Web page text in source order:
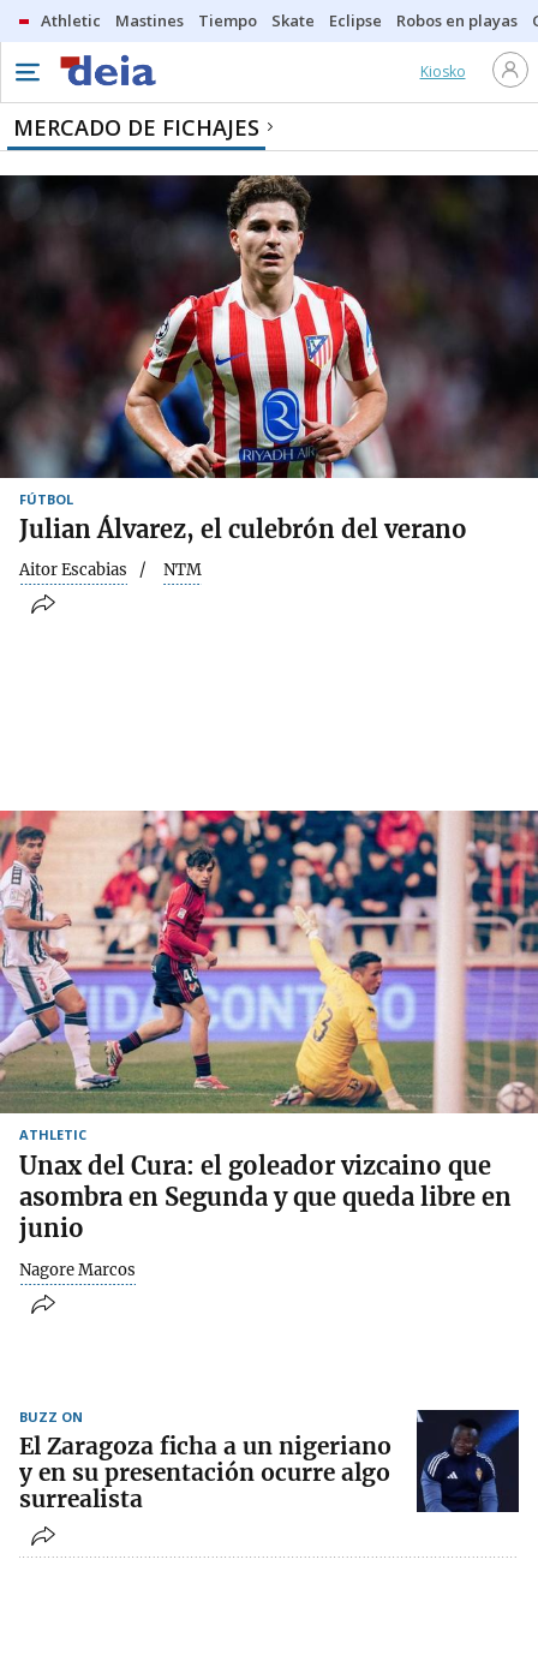
Athletic Mastines Tiempo Skate Eclipse Robos en playas
Kiosko
MERCADO DE FICHAJES
FÚTBOL
Julian Álvarez, el culebrón del verano
Aitor Escabias NTM
ATHLETIC
Unax del Cura: el goleador vizcaino que
asombra en Segunda y que queda libre en
junio
Nagore Marcos
BUZZ ON
El Zaragoza ficha a un nigeriano
y en su presentación ocurre algo
surrealista